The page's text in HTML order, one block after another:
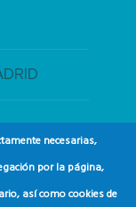
necesarias,
por la página,
así como cookies de